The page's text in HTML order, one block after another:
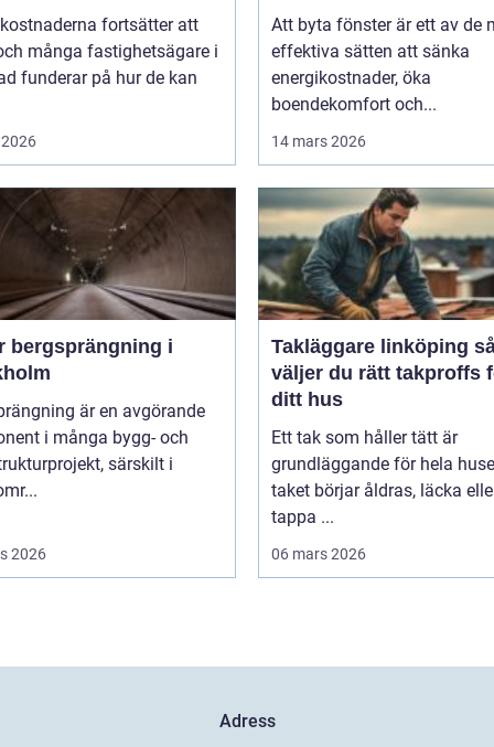
fortsätter att
många fastighetsägare i
funderar på hur de kan
Att byta fönster är ett av de
effektiva sätten att sänka
energikostnader, öka
boendekomfort och...
14 mars 2026
bergsprängning i
är en avgörande
i många bygg- och
särskilt i
2026
Takläggare linköping så
väljer du rätt takproffs
ditt hus
Ett tak som håller tätt är
grundläggande för hela
taket börjar åldras, läcka
tappa ...
06 mars 2026
Adress